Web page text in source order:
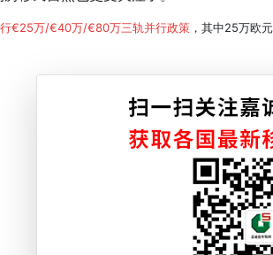
€25万/€40万/€80万三轨并行政策 ，其中25万欧